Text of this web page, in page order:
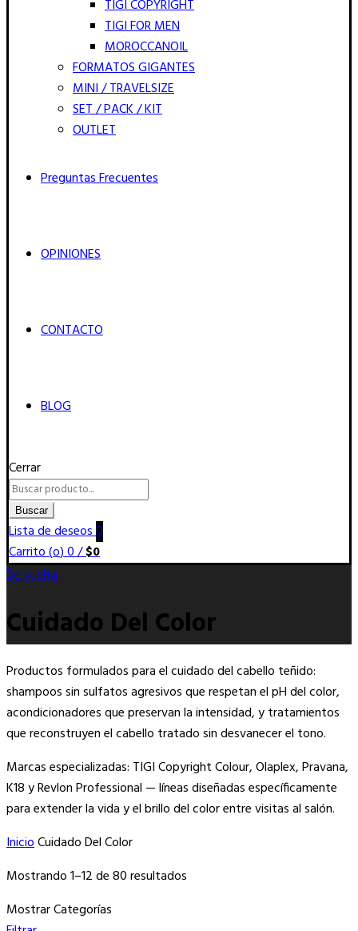
TIGI COPYRIGHT
TIGI FOR MEN
MOROCCANOIL
FORMATOS GIGANTES
MINI / TRAVELSIZE
SET / PACK / KIT
OUTLET
Preguntas Frecuentes
OPINIONES
CONTACTO
BLOG
Cerrar
Buscar
por:
Buscar
Lista de deseos0
Carrito (o)0/$0
De vuelta
Cuidado Del Color
Productos formulados para el cuidado del cabello teñido:
shampoos sin sulfatos agresivos que respetan el pH del color,
acondicionadores que preservan la intensidad, y tratamientos
que reconstruyen el cabello tratado sin desvanecer el tono.
Marcas especializadas: TIGI Copyright Colour, Olaplex, Pravana,
K18 y Revlon Professional — líneas diseñadas específicamente
para extender la vida y el brillo del color entre visitas al salón.
InicioCuidado Del Color
Mostrando 1–12 de 80 resultados
Mostrar Categorías